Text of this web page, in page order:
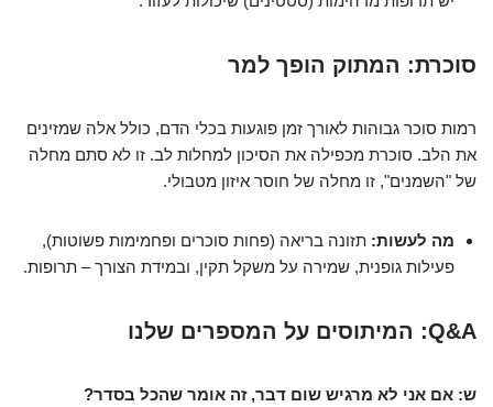
סוכרת: המתוק הופך למר
רמות סוכר גבוהות לאורך זמן פוגעות בכלי הדם, כולל אלה שמזינים
את הלב. סוכרת מכפילה את הסיכון למחלות לב. זו לא סתם מחלה
של "השמנים", זו מחלה של חוסר איזון מטבולי.
מה לעשות: תזונה בריאה (פחות סוכרים ופחמימות פשוטות),
פעילות גופנית, שמירה על משקל תקין, ובמידת הצורך – תרופות.
Q&A: המיתוסים על המספרים שלנו
ש: אם אני לא מרגיש שום דבר, זה אומר שהכל בסדר?